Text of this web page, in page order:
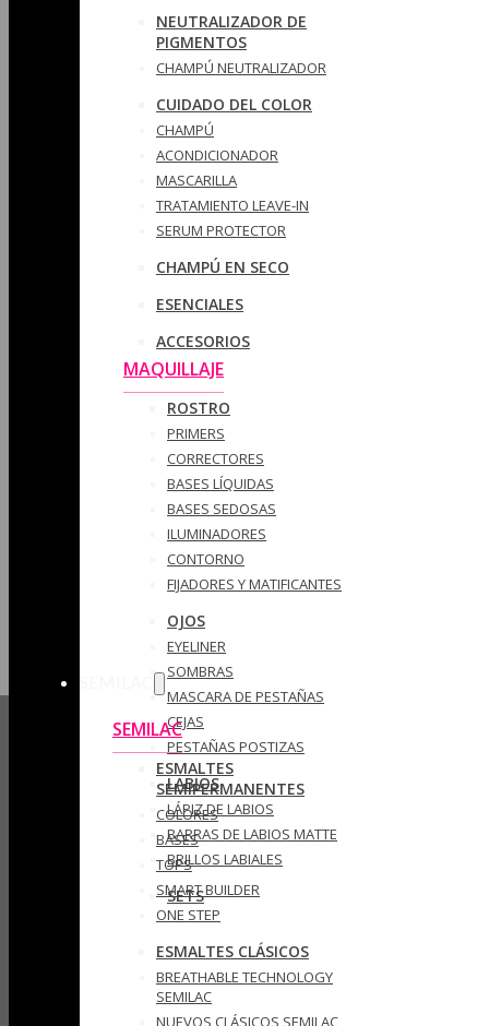
NEUTRALIZADOR DE
PIGMENTOS
CHAMPÚ NEUTRALIZADOR
CUIDADO DEL COLOR
CHAMPÚ
ACONDICIONADOR
MASCARILLA
TRATAMIENTO LEAVE-IN
SERUM PROTECTOR
CHAMPÚ EN SECO
ESENCIALES
ACCESORIOS
MAQUILLAJE
ROSTRO
PRIMERS
CORRECTORES
BASES LÍQUIDAS
BASES SEDOSAS
ILUMINADORES
CONTORNO
FIJADORES Y MATIFICANTES
OJOS
EYELINER
SOMBRAS
MASCARA DE PESTAÑAS
CEJAS
PESTAÑAS POSTIZAS
LABIOS
LÁPIZ DE LABIOS
BARRAS DE LABIOS MATTE
BRILLOS LABIALES
SETS
SEMILAC
ESMALTES
SEMIPERMANENTES
COLORES
BASES
TOPS
SMART BUILDER
ONE STEP
ESMALTES CLÁSICOS
BREATHABLE TECHNOLOGY
SEMILAC
NUEVOS CLÁSICOS SEMILAC